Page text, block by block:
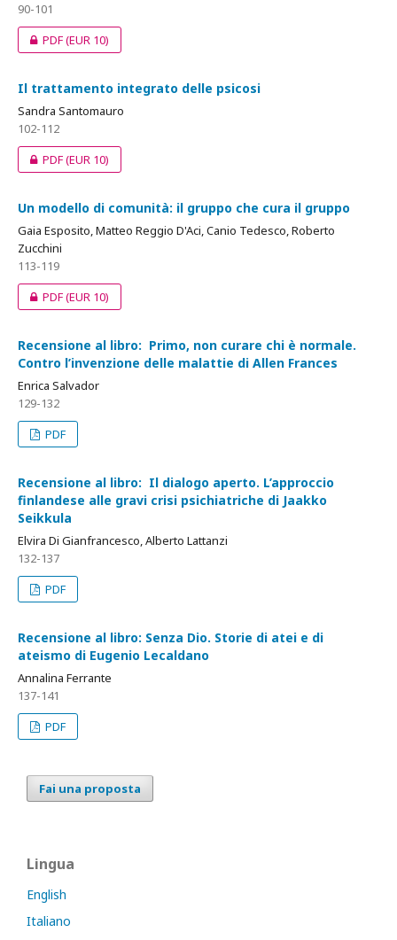
90-101
PDF(EUR 10)
Il trattamento integrato delle psicosi
Sandra Santomauro
102-112
PDF(EUR 10)
Un modello di comunità: il gruppo che cura il gruppo
Gaia Esposito, Matteo Reggio D'Aci, Canio Tedesco, Roberto
Zucchini
113-119
PDF(EUR 10)
Recensione al libro: Primo, non curare chi è normale.
Contro l’invenzione delle malattie di Allen Frances
Enrica Salvador
129-132
PDF
Recensione al libro: Il dialogo aperto. L’approccio
finlandese alle gravi crisi psichiatriche di Jaakko
Seikkula
Elvira Di Gianfrancesco, Alberto Lattanzi
132-137
PDF
Recensione al libro: Senza Dio. Storie di atei e di
ateismo di Eugenio Lecaldano
Annalina Ferrante
137-141
PDF
Fai una proposta
Lingua
English
Italiano